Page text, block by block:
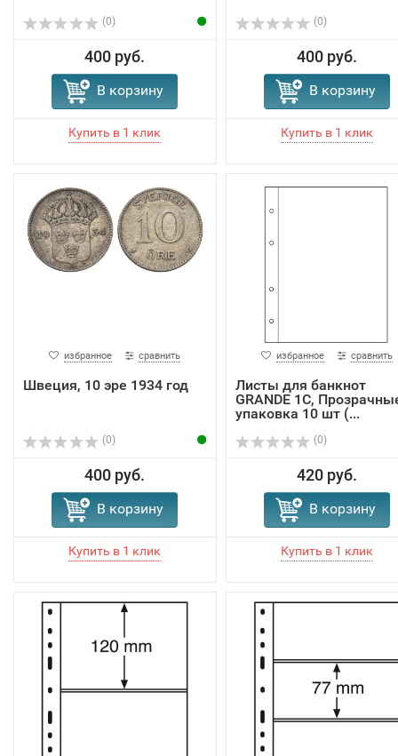
(0)
400 руб.
В корзину
(0)
400 руб.
В корзину
избранное сравнить
Швеция, 10 эре 1934 год
(0)
400 руб.
В корзину
избранное сравнить
Листы для банкнот
GRANDE 1C,
упаковка 10 шт (...
(0)
420 руб.
В корзину